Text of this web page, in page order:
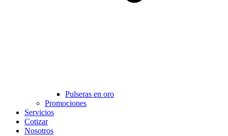
Pulseras en oro
Promociones
Servicios
Cotizar
Nosotros